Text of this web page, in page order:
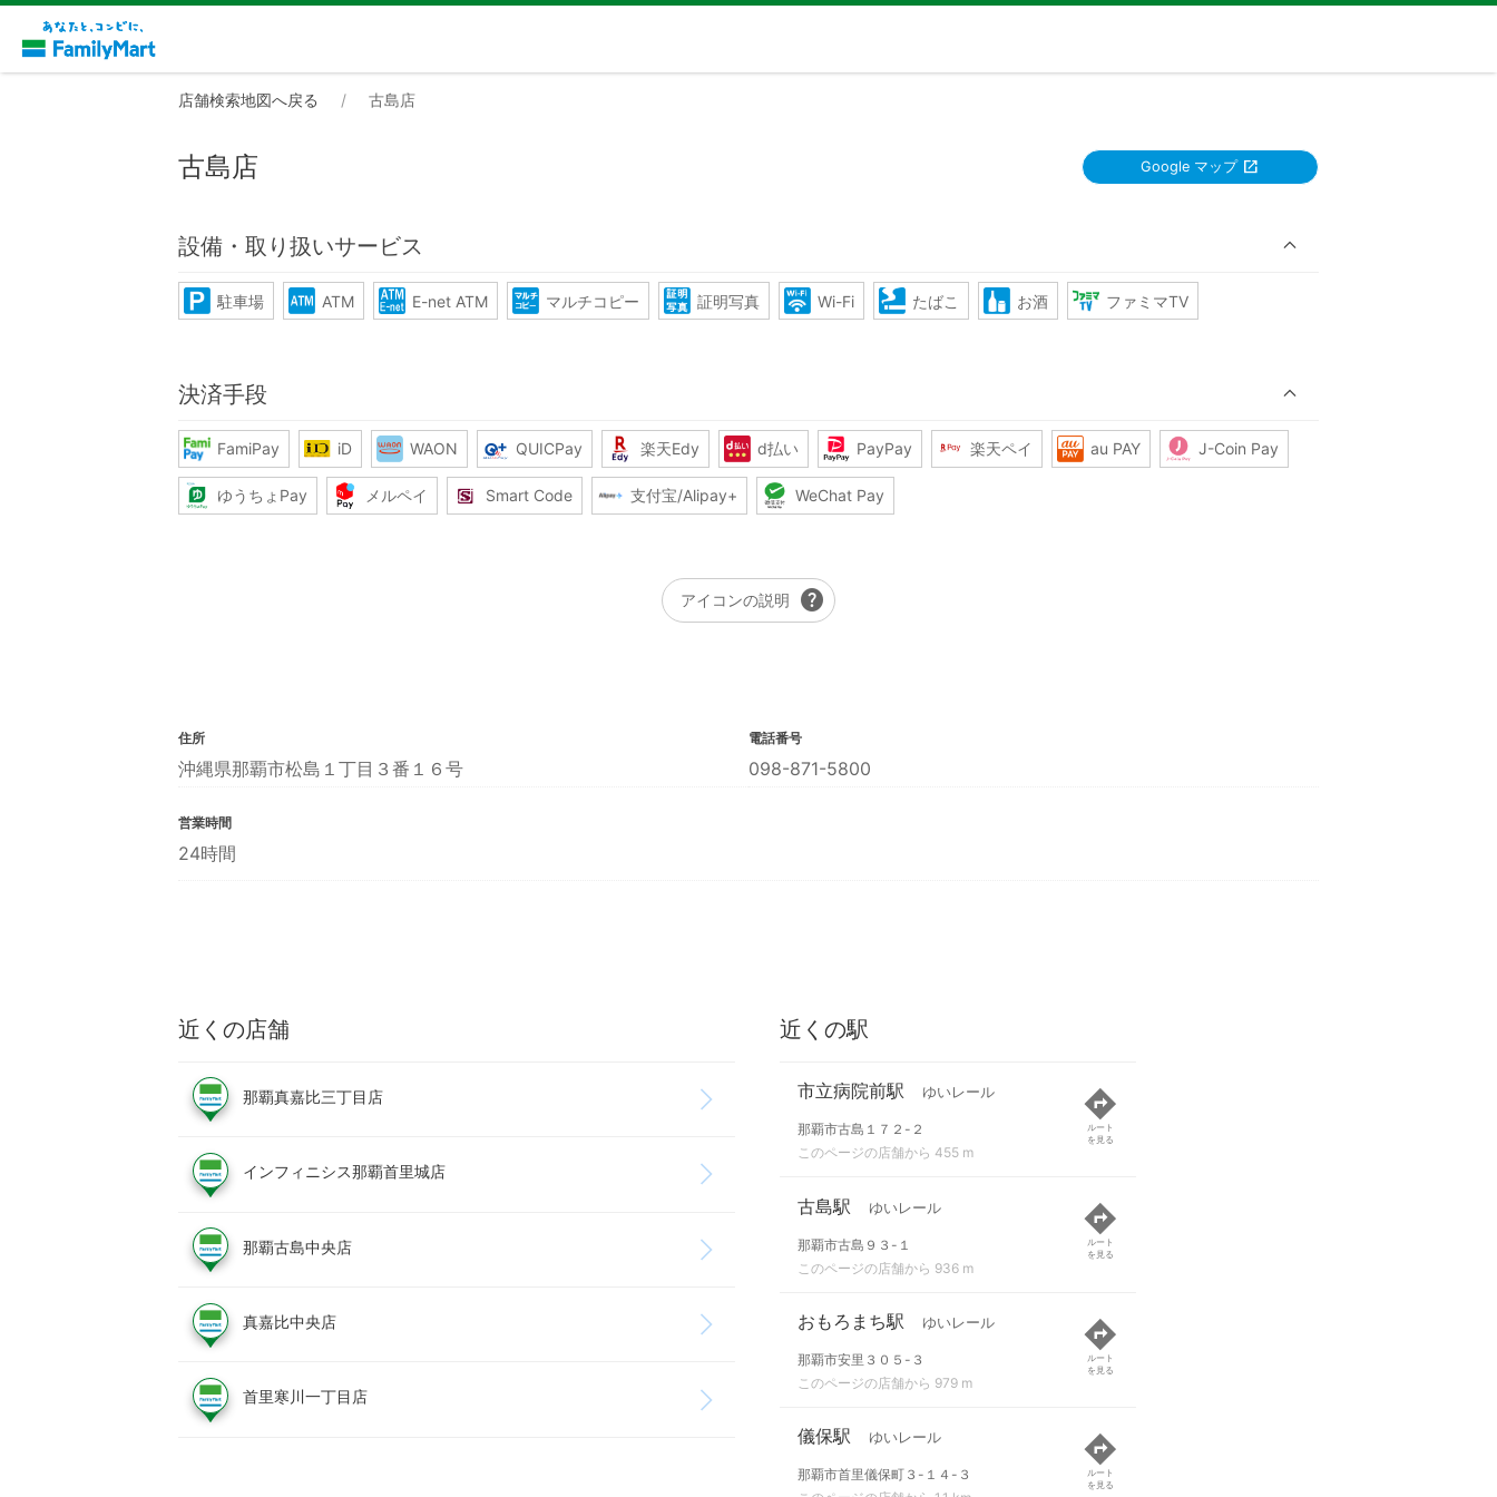
店舗検索地図へ戻る 古島店
古島店 Google マップ
設備・取り扱いサービス
駐車場 ATM E-net ATM マルチコピー 証明写真 Wi-Fi たばこ お酒 ファミマTV
決済手段
FamiPay iD WAON QUICPay 楽天Edy d払い PayPay 楽天ペイ au PAY J-Coin Pay
ゆうちょPay メルペイ Smart Code 支付宝/Alipay+ WeChat Pay
アイコンの説明 help
住所
沖縄県那覇市松島１丁目３番１６号
電話番号
098-871-5800
営業時間
24時間
近くの店舗
那覇真嘉比三丁目店
インフィニシス那覇首里城店
那覇古島中央店
真嘉比中央店
首里寒川一丁目店
近くの駅
市立病院前駅 ゆいレール
那覇市古島１７２-２
このページの店舗から 455 m
ルート
を見る
古島駅 ゆいレール
那覇市古島９３-１
このページの店舗から 936 m
ルート
を見る
おもろまち駅 ゆいレール
那覇市安里３０５-３
このページの店舗から 979 m
ルート
を見る
儀保駅 ゆいレール
那覇市首里儀保町３-１４-３
ルート
を見る